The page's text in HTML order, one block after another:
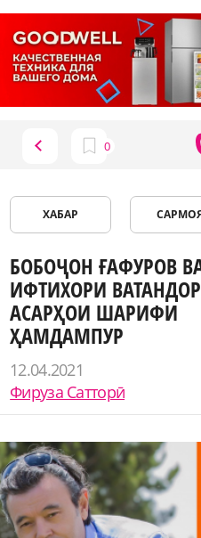
ХАБАР
БОБОҶОН ҒАФУРОВ
ИФТИХОРИ
АСАРҲОИ ШАРИФИ
ҲАМДАМПУР
12.04.2021
Фируза Сатторӣ